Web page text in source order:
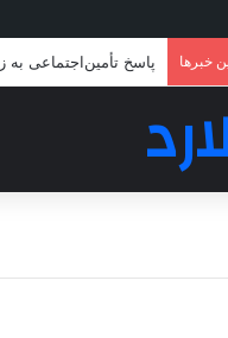
خبرها پاسخ تأمین‌اجتماعی به